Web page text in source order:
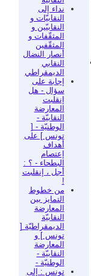
نداء إلى
النقابيّات و
النقابيّين و
المثقّفات و
المثقّفين
أنصار النضال
النقابي
الديمقراطي
إجابة على
سؤال - هل
إنقلبت
المعارضة
النقابيّة -
الوطنيّة - [
تونس ] على
أهداف
إعتصام
البطحاء - ؟ :
أجل ، إنقلبت
!
من خطوط
التمايز بين
المعارضة
النقابيّة
الديمقراطيّة [
تونس ] و
المعارضة
النقابيّة -
الوطنيّة -
تونس : إلى